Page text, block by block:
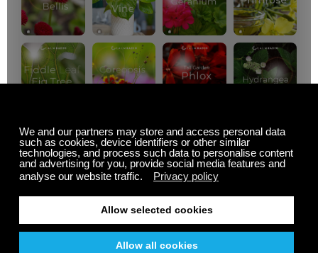
Offre d'été
Jusqu'à 50 % de
réduction
sur votre abonnement.